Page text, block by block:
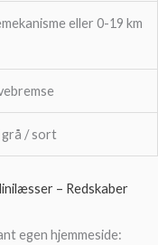
eller 0-19 km
/ sort
– Redskaber
egen hjemmeside: